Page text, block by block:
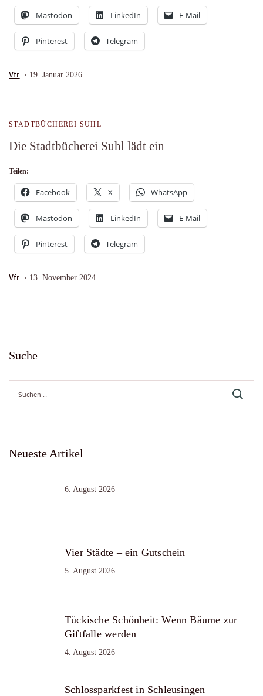
Mastodon LinkedIn E-Mail
Pinterest Telegram
Vfr 19. Januar 2026
STADTBÜCHEREI SUHL
Die Stadtbücherei Suhl lädt ein
Teilen:
Facebook X WhatsApp
Mastodon LinkedIn E-Mail
Pinterest Telegram
Vfr 13. November 2024
Suche
Suche
nach:
Neueste Artikel
6. August 2026
Vier Städte – ein Gutschein
5. August 2026
Tückische Schönheit: Wenn Bäume zur
Giftfalle werden
4. August 2026
Schlossparkfest in Schleusingen